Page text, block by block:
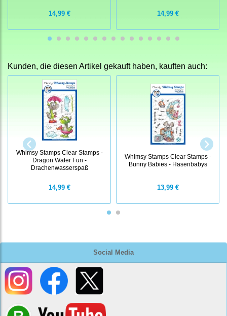
Social Media
14,99 € 14,99 €
Kunden, die diesen Artikel gekauft haben, kauften auch:
Whimsy Stamps Clear Stamps -
Dragon Water Fun -
Drachenwasserspaß
14,99 €
Whimsy Stamps Clear Stamps -
Bunny Babies - Hasenbabys
13,99 €